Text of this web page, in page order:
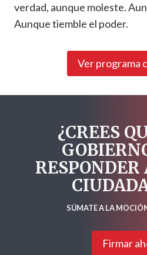
verdad, aunque moleste.
Aunque tiemble el poder.
Ver programa
¿CREES
SÚMATE A LA
Firmar